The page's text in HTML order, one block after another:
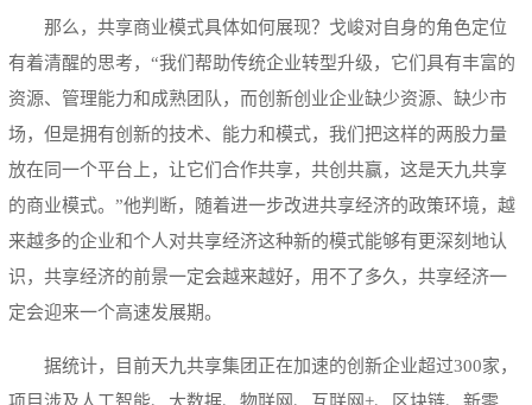
那么，共享商业模式具体如何展现？戈峻对自身的角色定位
有着清醒的思考，“我们帮助传统企业转型升级，它们具有丰富的
资源、管理能力和成熟团队，而创新创业企业缺少资源、缺少市
场，但是拥有创新的技术、能力和模式，我们把这样的两股力量
放在同一个平台上，让它们合作共享，共创共赢，这是天九共享
的商业模式。”他判断，随着进一步改进共享经济的政策环境，越
来越多的企业和个人对共享经济这种新的模式能够有更深刻地认
识，共享经济的前景一定会越来越好，用不了多久，共享经济一
定会迎来一个高速发展期。
据统计，目前天九共享集团正在加速的创新企业超过300家，